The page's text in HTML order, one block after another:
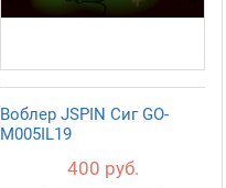
Воблер JSPIN Сиг GO-
M005IL19
400 руб.